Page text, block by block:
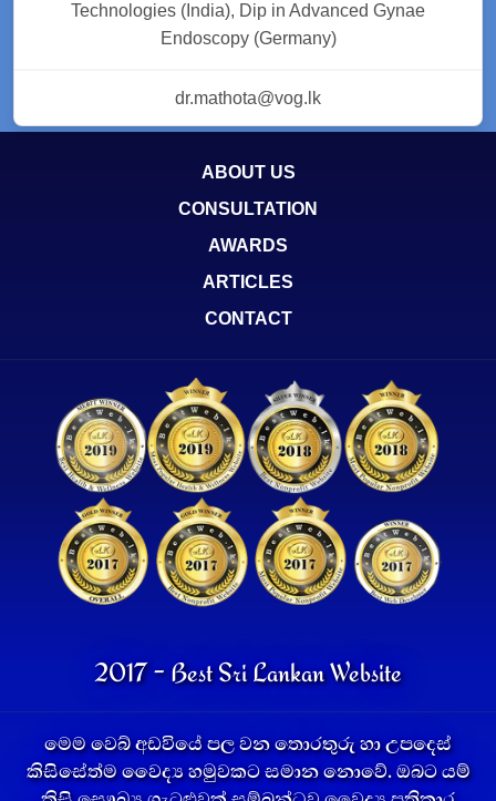
Technologies (India), Dip in Advanced Gynae
Endoscopy (Germany)
dr.mathota@vog.lk
ABOUT US
CONSULTATION
AWARDS
ARTICLES
CONTACT
2017 - Best Sri Lankan Website
මෙම වෙබ් අඩවියේ පල වන තොරතුරු හා උපදෙස්
කිසිසේත්ම වෛද්‍ය හමුවකට සමාන නොවේ. ඔබට යම්